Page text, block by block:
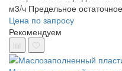
м3/ч Предельное
Цена по запросу
Рекомендуем